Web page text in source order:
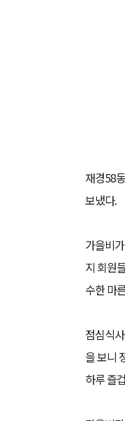
재경58
보냈다.
가을비
지 회원
수한 마
점심식
을 보니
하루 즐